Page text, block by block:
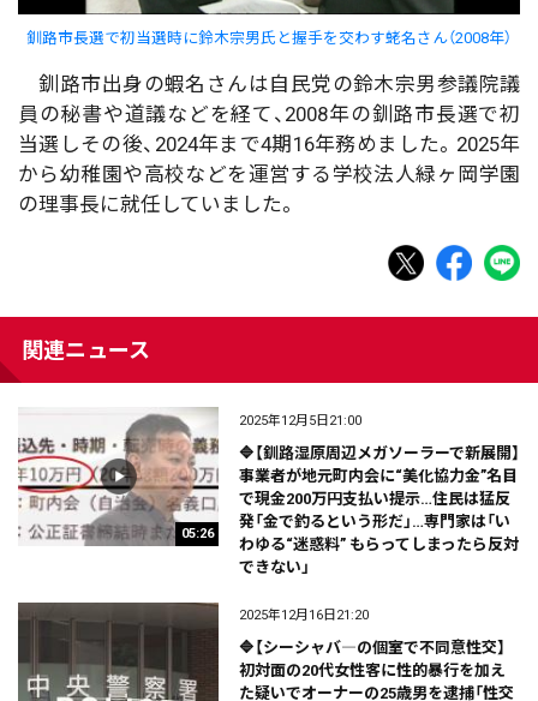
釧路市長選で初当選時に鈴木宗男氏と握手を交わす蛯名さん（2008年）
釧路市出身の蝦名さんは自民党の鈴木宗男参議院議
員の秘書や道議などを経て、2008年の釧路市長選で初
当選しその後、2024年まで4期16年務めました。2025年
から幼稚園や高校などを運営する学校法人緑ヶ岡学園
の理事長に就任していました。
関連ニュース
05:26
2025年12月5日21:00
🔷【釧路湿原周辺メガソーラーで新展開】
事業者が地元町内会に“美化協力金”名目
で現金200万円支払い提示…住民は猛反
発「金で釣るという形だ」…専門家は「い
わゆる“迷惑料” もらってしまったら反対
できない」
2025年12月16日21:20
🔷【シーシャバ―の個室で不同意性交】
初対面の20代女性客に性的暴行を加え
た疑いでオーナーの25歳男を逮捕「性交